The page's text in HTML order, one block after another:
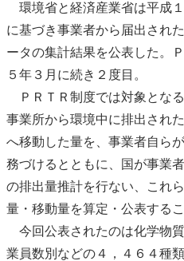
環境省と経済産業省は平成
に基づき事業者から届出され
ータの集計結果を公表した。
５年３月に続き２度目。
ＰＲＴＲ制度では対象とな
事業所から環境中に排出され
へ移動した量を、事業者自ら
務づけるとともに、国が事業
の排出量推計を行ない、これ
量・移動量を算定・公表する
今回公表されたのは化学物
業員数別などの４，４６４種類